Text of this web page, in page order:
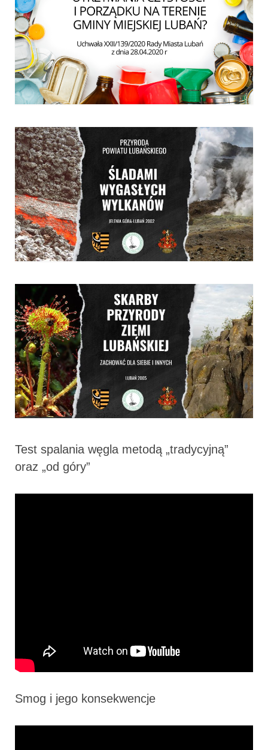
Test spalania węgla metodą „tradycyjną”
oraz „od góry”
Smog i jego konsekwencje